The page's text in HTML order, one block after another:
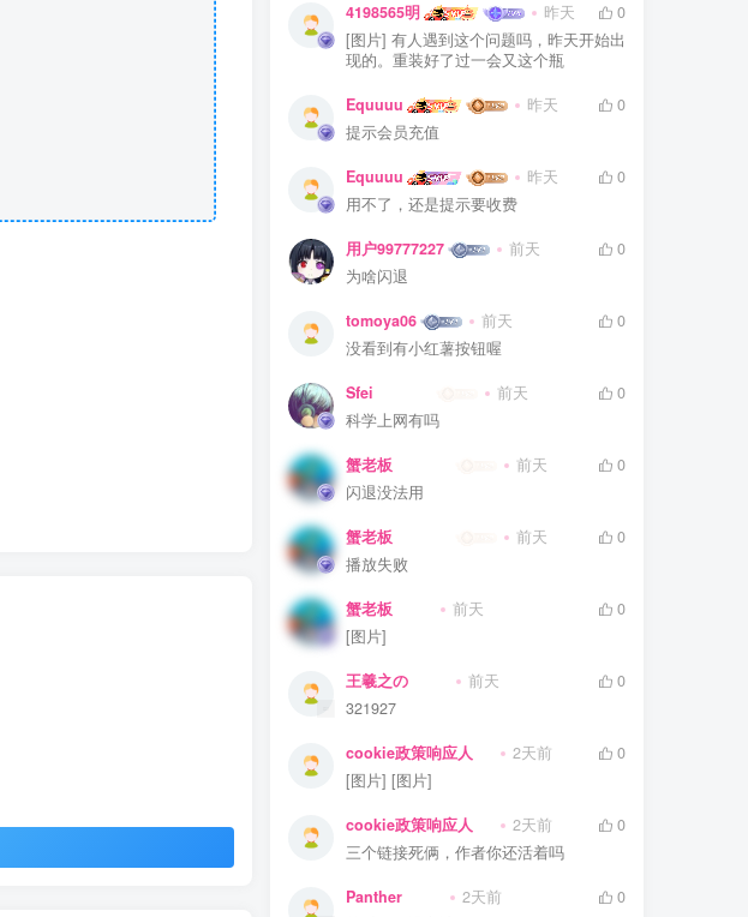
4198565明 昨天
0
[图片] 有人遇到这个问题吗，昨天开始出
现的。重装好了过一会又这个瓶
Equuuu 昨天
0
提示会员充值
Equuuu 昨天
0
用不了，还是提示要收费
用户99777227 前天
0
为啥闪退
tomoya06 前天
0
没看到有小红薯按钮喔
Sfei 前天
0
科学上网有吗
蟹老板 前天
0
闪退没法用
蟹老板 前天
0
播放失败
蟹老板
0
[图片]
王羲之の
0
321927
cookie政策响应人 2天前
0
[图片] [图片]
cookie政策响应人 2天前
0
三个链接死俩，作者你还活着吗
Panther 2天前
0